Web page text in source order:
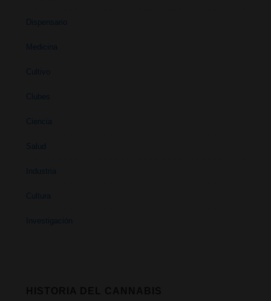
Dispensario
Medicina
Cultivo
Clubes
Ciencia
Salud
Industria
Cultura
Investigación